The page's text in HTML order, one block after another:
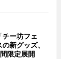
チー坊フェ
新グッズ、
限定展開